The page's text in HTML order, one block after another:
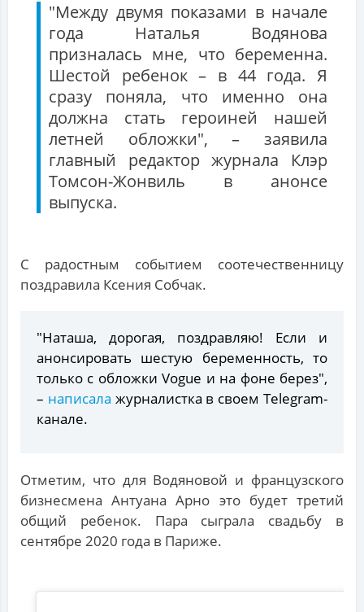
"Между двумя показами в начале
года Наталья Водянова
призналась мне, что беременна.
Шестой ребенок – в 44 года. Я
сразу поняла, что именно она
должна стать героиней нашей
летней обложки", – заявила
главный редактор журнала Клэр
Томсон-Жонвиль в анонсе
выпуска.
С радостным событием соотечественницу
поздравила Ксения Собчак.
"Наташа, дорогая, поздравляю! Если и
анонсировать шестую беременность, то
только с обложки Vogue и на фоне берез",
– написала журналистка в своем Telegram-
канале.
Отметим, что для Водяновой и французского
бизнесмена Антуана Арно это будет третий
общий ребенок. Пара сыграла свадьбу в
сентябре 2020 года в Париже.